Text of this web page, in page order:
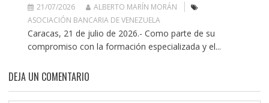
21/07/2026
ALBERTO MARÍN MORÁN
ASOCIACIÓN BANCARIA DE VENEZUELA
Caracas, 21 de julio de 2026.- Como parte de su
compromiso con la formación especializada y el...
DEJA UN COMENTARIO